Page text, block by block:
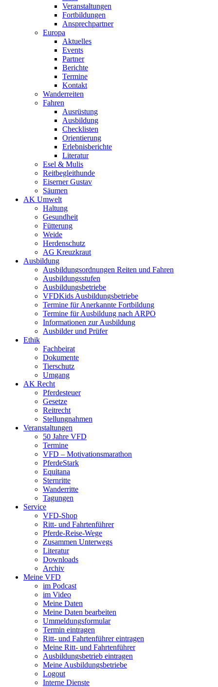
Veranstaltungen
Fortbildungen
Ansprechpartner
Europa
Aktuelles
Events
Partner
Berichte
Termine
Kontakt
Wanderreiten
Fahren
Ausrüstung
Ausbildung
Checklisten
Orientierung
Erlebnisberichte
Literatur
Esel & Mulis
Reitbegleithunde
Eiserner Gustav
Säumen
AK Umwelt
Haltung
Gesundheit
Fütterung
Weide
Herdenschutz
AG Kreuzkraut
Ausbildung
Ausbildungsordnungen Reiten und Fahren
Ausbildungsstufen
Ausbildungsbetriebe
VFDKids Ausbildungsbetriebe
Termine für Anerkannte Fortbildung
Termine für Ausbildung nach ARPO
Informationen zur Ausbildung
Ausbilder und Prüfer
Ethik
Fachbeirat
Dokumente
Tierschutz
Umgang
AK Recht
Pferdesteuer
Gesetze
Reitrecht
Stellungnahmen
Veranstaltungen
50 Jahre VFD
Termine
VFD – Motivationsmarathon
PferdeStark
Equitana
Sternritte
Wanderritte
Tagungen
Service
VFD-Shop
Ritt- und Fahrtenführer
Pferde-Reise-Wege
Zusammen Unterwegs
Literatur
Downloads
Archiv
Meine VFD
im Podcast
im Video
Meine Daten
Meine Daten bearbeiten
Ummeldungsformular
Termin eintragen
Ritt- und Fahrtenführer eintragen
Meine Ritt- und Fahrtenführer
Ausbildungsbetrieb eintragen
Meine Ausbildungsbetriebe
Logout
Interne Dienste